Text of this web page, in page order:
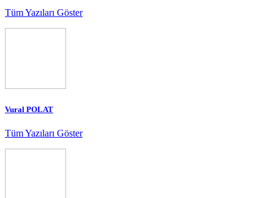
Tüm Yazıları Göster
Vural POLAT
Tüm Yazıları Göster